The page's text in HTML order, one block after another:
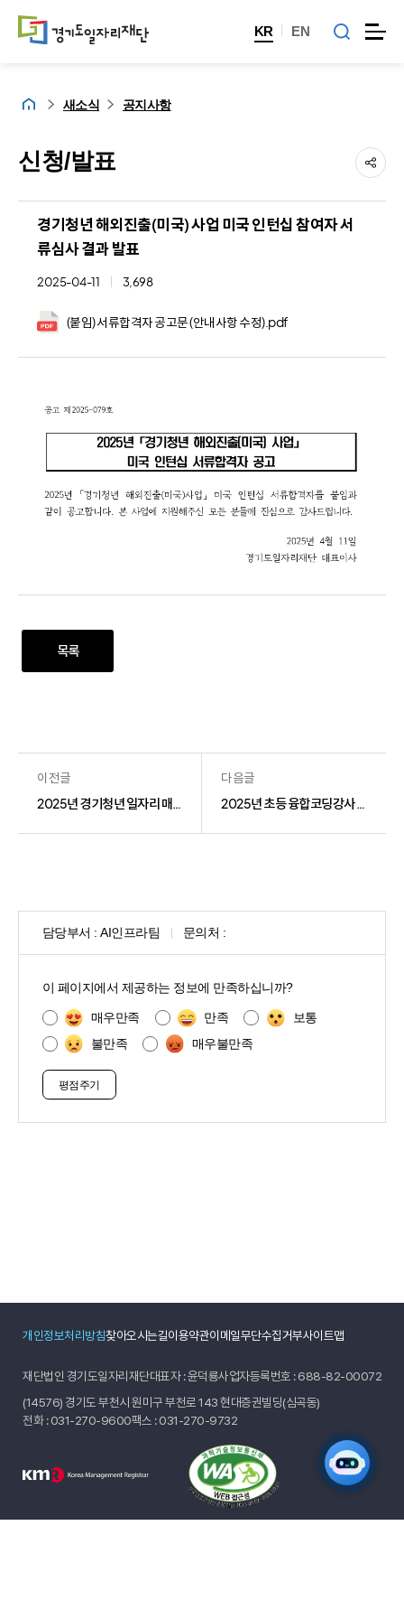
KR EN
홈 새소식 공지사항
신청/발표
경기청년 해외진출(미국) 사업 미국 인턴십 참여자 서
류심사 결과 발표
2025-04-11 3,698
(붙임) 서류합격자 공고문 (안내사항 수정).pdf
목록
이전글
2025년 경기청년 일자리 매치업 취업지원 1차 참여자 모집
다음글
2025년 초등 융합코딩강사 양성과정 합격자 안내
담당부서 : AI인프라팀 문의처 :
이 페이지에서 제공하는 정보에 만족하십니까?
매우만족 만족
보통
불만족
매우불만족
개인정보처리방침찾아오시는길이용약관이메일무단수집거부사이트맵
재단법인 경기도일자리재단대표자 : 윤덕룡사업자등록번호 : 688-82-00072
(14576) 경기도 부천시 원미구 부천로 143 현대증권빌딩(심곡동)
전화 :031-270-9600팩스 : 031-270-9732